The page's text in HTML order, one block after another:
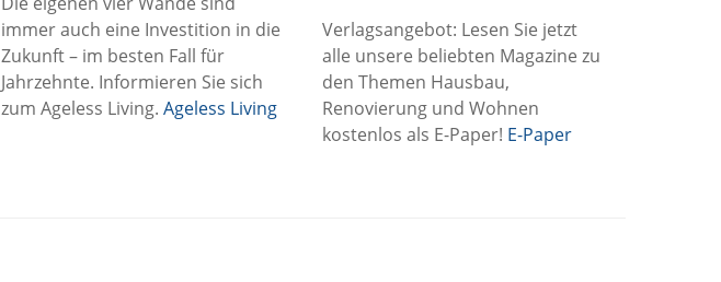
immer auch eine Investition in die
Zukunft – im besten Fall für
Jahrzehnte. Informieren Sie sich
zum Ageless Living. Ageless Living
Verlagsangebot: Lesen Sie jetzt
alle unsere beliebten Magazine zu
den Themen Hausbau,
Renovierung und Wohnen
kostenlos als E-Paper! E-Paper